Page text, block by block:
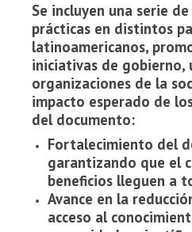
Se incluyen una serie
prácticas en distintos
latinoamericanos,
iniciativas de gobierno,
organizaciones de la
impacto esperado de
del documento:
Fortalecimiento del
garantizando que el
beneficios lleguen a
Avance en la
acceso al